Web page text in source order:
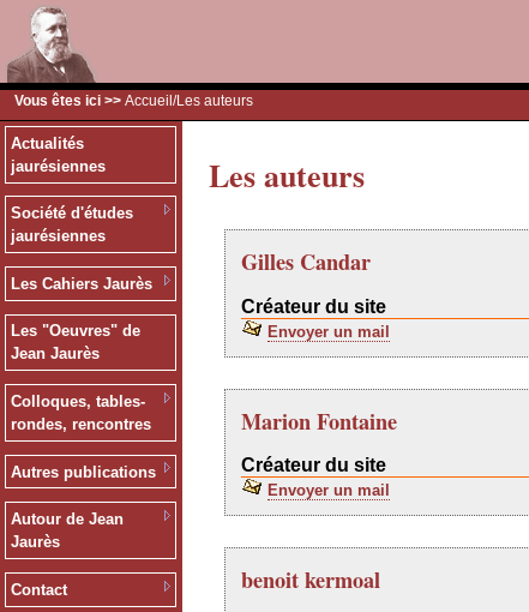
Vous êtes ici >> Accueil /Les auteurs
Actualités
jaurésiennes
Société d'études
jaurésiennes
Les Cahiers Jaurès
Les "Oeuvres" de
Jean Jaurès
Colloques, tables-
rondes, rencontres
Autres publications
Autour de Jean
Jaurès
Contact
Les auteurs
Gilles Candar
Créateur du site
Envoyer un mail
Marion Fontaine
Créateur du site
Envoyer un mail
benoit kermoal